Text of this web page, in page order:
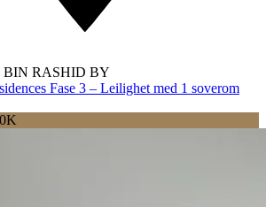
RASHID BY
Fase 3 – Leilighet med 1 soverom